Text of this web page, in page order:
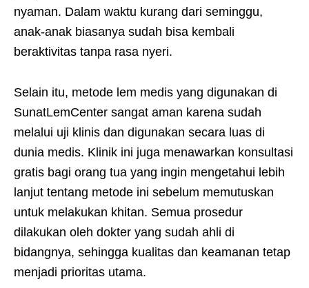
nyaman. Dalam waktu kurang dari seminggu,
anak-anak biasanya sudah bisa kembali
beraktivitas tanpa rasa nyeri.
Selain itu, metode lem medis yang digunakan di
SunatLemCenter sangat aman karena sudah
melalui uji klinis dan digunakan secara luas di
dunia medis. Klinik ini juga menawarkan konsultasi
gratis bagi orang tua yang ingin mengetahui lebih
lanjut tentang metode ini sebelum memutuskan
untuk melakukan khitan. Semua prosedur
dilakukan oleh dokter yang sudah ahli di
bidangnya, sehingga kualitas dan keamanan tetap
menjadi prioritas utama.